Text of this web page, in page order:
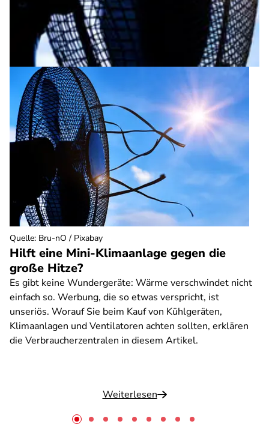
Hilft eine Mini-Klimaanlage gegen die
große Hitze?
Es gibt keine Wundergeräte: Wärme verschwindet nicht
einfach so. Werbung, die so etwas verspricht, ist
unseriös. Worauf Sie beim Kauf von Kühlgeräten,
Klimaanlagen und Ventilatoren achten sollten, erklären
die Verbraucherzentralen in diesem Artikel.
Weiterlesen
Quelle: Bru-nO / Pixabay